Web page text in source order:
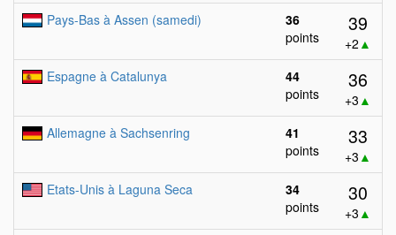
Pays-Bas à Assen (samedi)
36
points
39
+2 ▲
Espagne à Catalunya
44
points
36
+3 ▲
Allemagne à Sachsenring
41
points
33
+3 ▲
Etats-Unis à Laguna Seca
34
points
30
+3 ▲